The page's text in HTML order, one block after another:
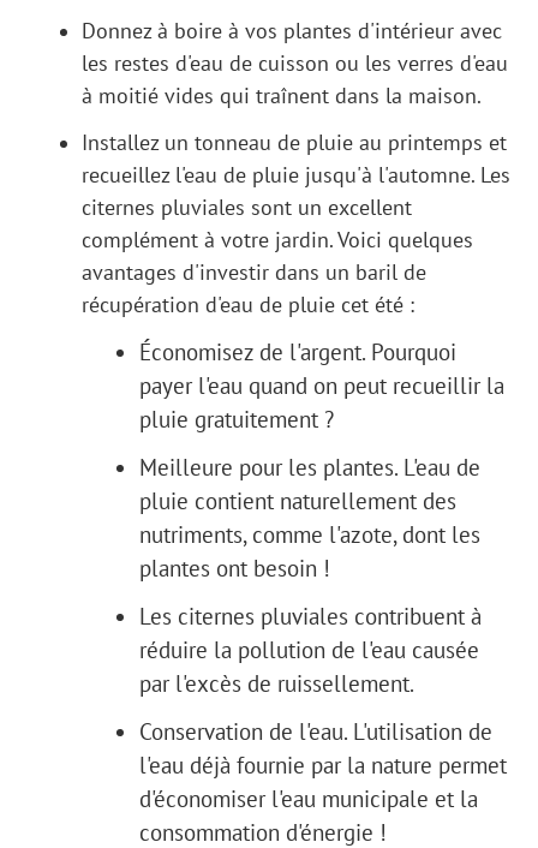
Donnez à boire à vos plantes d'intérieur avec
les restes d'eau de cuisson ou les verres d'eau
à moitié vides qui traînent dans la maison.
Installez un tonneau de pluie au printemps et
recueillez l'eau de pluie jusqu'à l'automne. Les
citernes pluviales sont un excellent
complément à votre jardin. Voici quelques
avantages d'investir dans un baril de
récupération d'eau de pluie cet été :
Économisez de l'argent. Pourquoi
payer l'eau quand on peut recueillir la
pluie gratuitement ?
Meilleure pour les plantes. L'eau de
pluie contient naturellement des
nutriments, comme l'azote, dont les
plantes ont besoin !
Les citernes pluviales contribuent à
réduire la pollution de l'eau causée
par l'excès de ruissellement.
Conservation de l'eau. L'utilisation de
l'eau déjà fournie par la nature permet
d'économiser l'eau municipale et la
consommation d'énergie !